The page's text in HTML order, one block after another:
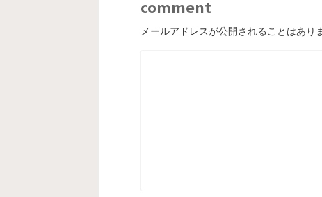
comment
メールアドレスが公開されることはあり